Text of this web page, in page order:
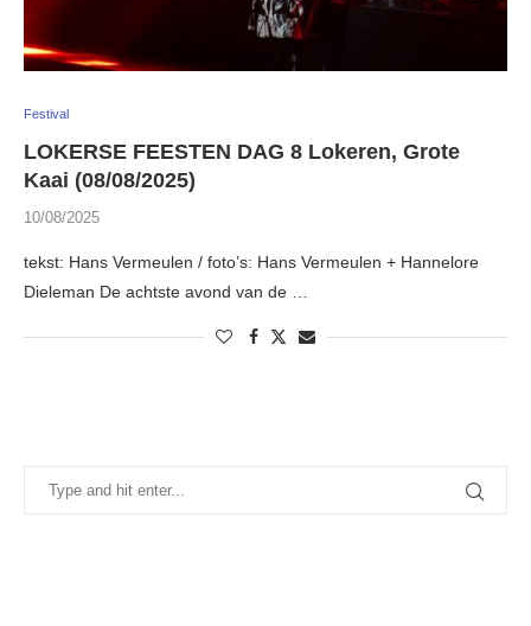
Festival
LOKERSE FEESTEN DAG 8 Lokeren, Grote
Kaai (08/08/2025)
10/08/2025
tekst: Hans Vermeulen / foto’s: Hans Vermeulen + Hannelore
Dieleman De achtste avond van de …